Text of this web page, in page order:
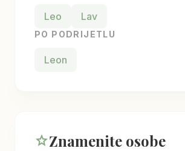
Leo Lav
PO PODRIJETLU
Leon
starZnamenite osobe